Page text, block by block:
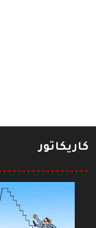
كاريكاتور